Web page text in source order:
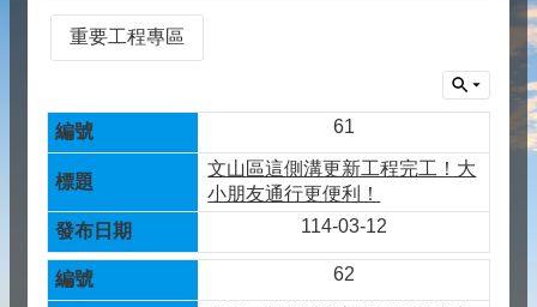
重要工程專區
61
文山區這側溝更新工程完工！大
小朋友通行更便利！
114-03-12
62